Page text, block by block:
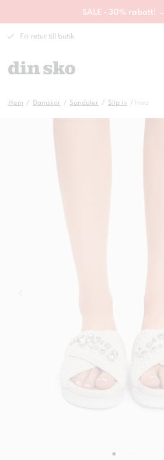
SALE - 30% rabatt! →
Fri retur till butik
Hem Damskor Sandaler Slip in Inez